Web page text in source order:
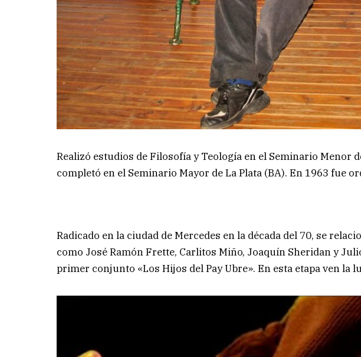
Realizó estudios de Filosofía y Teología en el Seminario Menor
completó en el Seminario Mayor de La Plata (BA). En 1963 fue
Radicado en la ciudad de Mercedes en la década del 70, se
como José Ramón Frette, Carlitos Miño, Joaquín Sheridan y
primer conjunto «Los Hijos del Pay Ubre». En esta etapa ven la